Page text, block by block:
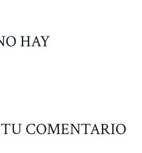
HAY
COMENTARIO